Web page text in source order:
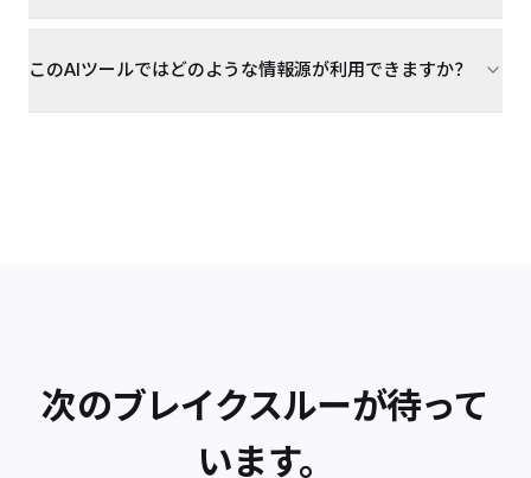
このAIツールではどのような情報源が利用できますか？
次のブレイクスルーが待って
います。